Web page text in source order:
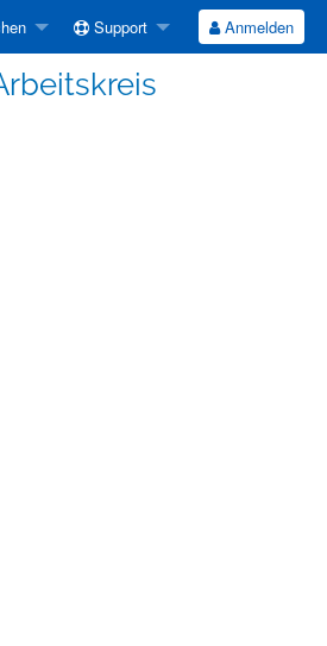
Support Anmelden